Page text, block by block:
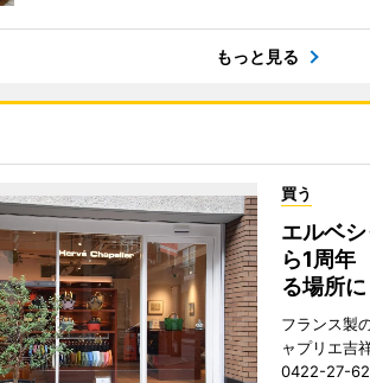
もっと見る
買う
エルベ
ら1周年
る場所に
フランス製
ャプリエ吉
0422-27-